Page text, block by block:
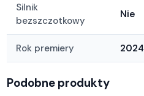
Silnik
bezszczotkowy
Nie
Rok premiery 2024
Podobne produkty